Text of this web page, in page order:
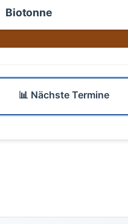
Biotonne
📊 Nächste Termine